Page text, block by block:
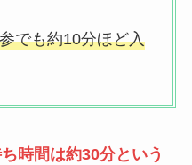
でも約10分ほど入
時間は約30分という